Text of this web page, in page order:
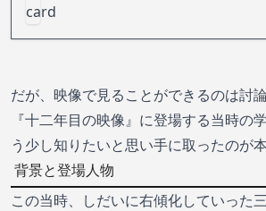
だが、映像で見ることができるのは討
『十二年目の映像』に登場する当時の
う少し知りたいと思い手に取ったのが本
背景と登場人物
この当時、しだいに右傾化していった